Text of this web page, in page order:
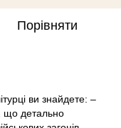
Порівняти
ви знайдете: –
що детально